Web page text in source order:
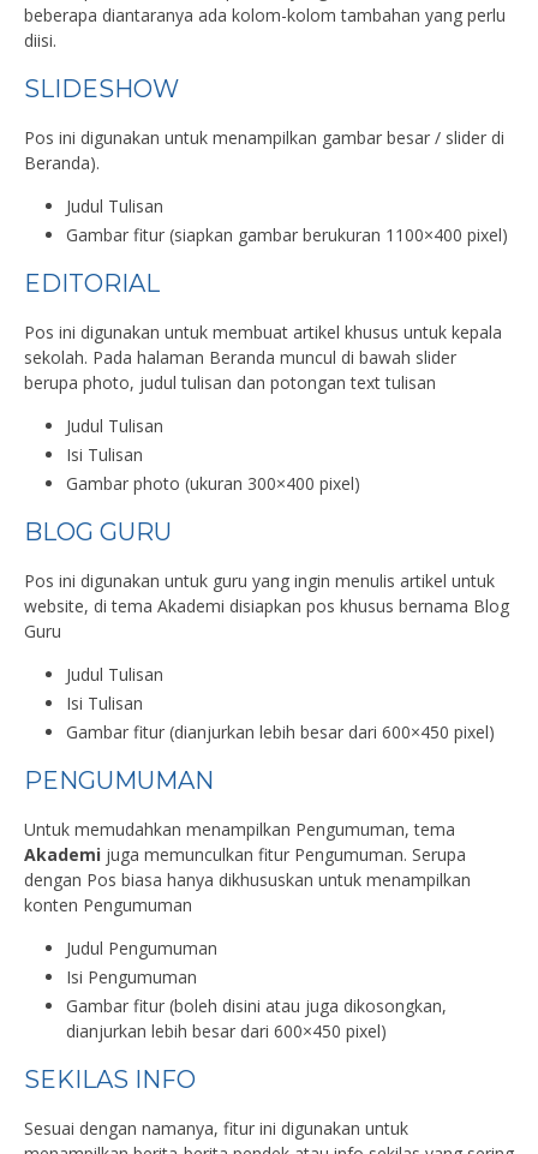
beberapa diantaranya ada kolom-kolom tambahan yang perlu
diisi.
SLIDESHOW
Pos ini digunakan untuk menampilkan gambar besar / slider di
Beranda).
Judul Tulisan
Gambar fitur (siapkan gambar berukuran 1100×400 pixel)
EDITORIAL
Pos ini digunakan untuk membuat artikel khusus untuk kepala
sekolah. Pada halaman Beranda muncul di bawah slider
berupa photo, judul tulisan dan potongan text tulisan
Judul Tulisan
Isi Tulisan
Gambar photo (ukuran 300×400 pixel)
BLOG GURU
Pos ini digunakan untuk guru yang ingin menulis artikel untuk
website, di tema Akademi disiapkan pos khusus bernama Blog
Guru
Judul Tulisan
Isi Tulisan
Gambar fitur (dianjurkan lebih besar dari 600×450 pixel)
PENGUMUMAN
Untuk memudahkan menampilkan Pengumuman, tema
Akademi juga memunculkan fitur Pengumuman. Serupa
dengan Pos biasa hanya dikhususkan untuk menampilkan
konten Pengumuman
Judul Pengumuman
Isi Pengumuman
Gambar fitur (boleh disini atau juga dikosongkan,
dianjurkan lebih besar dari 600×450 pixel)
SEKILAS INFO
Sesuai dengan namanya, fitur ini digunakan untuk